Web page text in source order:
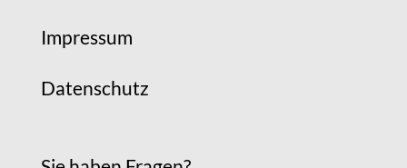
Impressum
Datenschutz